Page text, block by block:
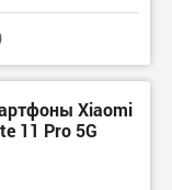
Xiaomi
11 Pro 5G